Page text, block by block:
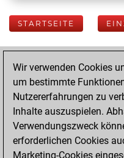
STARTSEITE
Your
Activity
2026
Wir verwenden Cookies
um bestimmte
Nutzererfahrungen zu
Inhalte auszuspielen.
Verwendungszweck
erforderlichen Cookies
Marketing-Cookies